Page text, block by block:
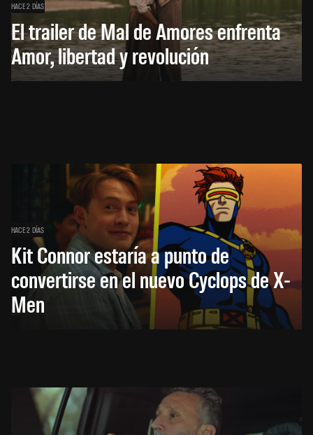
HACE 2 DÍAS
El trailer de Mal de Amores enfrenta
Amor, libertad y revolución
HACE 2 DÍAS
Kit Connor estaría a punto de
convertirse en el nuevo Cyclops de X-
Men